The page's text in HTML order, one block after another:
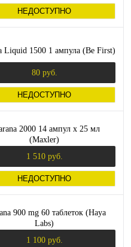
НЕДОСТУПНО
Liquid 1500 1 ампула (Be First)
80 руб.
НЕДОСТУПНО
2000 14 ампул х 25 мл
(Maxler)
1 510 руб.
НЕДОСТУПНО
900 mg 60 таблеток (Haya
Labs)
1 100 руб.